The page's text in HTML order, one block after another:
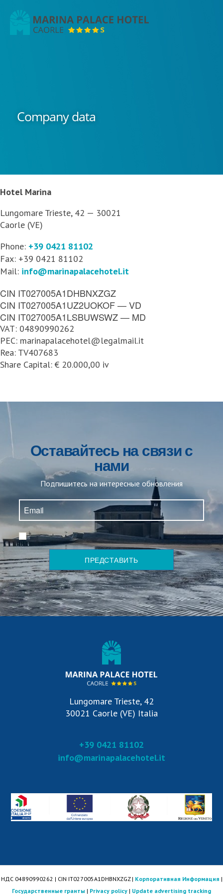
Company data
Hotel Marina
Lungomare Trieste, 42 — 30021
Caorle (VE)
Phone: +39 0421 81102
Fax: +39 0421 81102
Mail: info@marinapalacehotel.it
CIN IT027005A1DHBNXZGZ
CIN IT027005A1UZ2UOKOF — VD
CIN IT027005A1LSBUWSWZ — MD
VAT: 04890990262
PEC: marinapalacehotel@legalmail.it
Rea: TV407683
Share Capital: € 20.000,00 iv
Оставайтесь на связи с
нами
Подпишитесь на интересные обновления
*
ПРЕДСТАВИТЬ
Lungomare Trieste, 42
30021 Caorle (VE) Italia
+39 0421 81102
info@marinapalacehotel.it
НДС 04890990262 | CIN IT027005A1DHBNXZGZ | Корпоративная Информация |
Государственные гранты | Privacy policy | Update advertising tracking